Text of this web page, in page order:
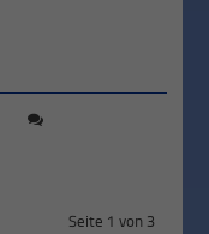
Seite 1 von 3